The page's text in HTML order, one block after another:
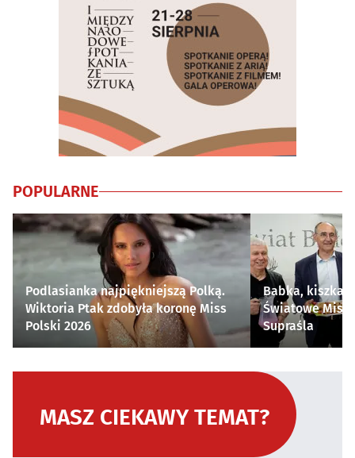
POPULARNE
Podlasianka najpiękniejszą Polką.
Wiktoria Ptak zdobyła koronę Miss
Polski 2026
Babka, kiszka i
Światowe
Supraśla
MASZ CIEKAWY TEMAT?